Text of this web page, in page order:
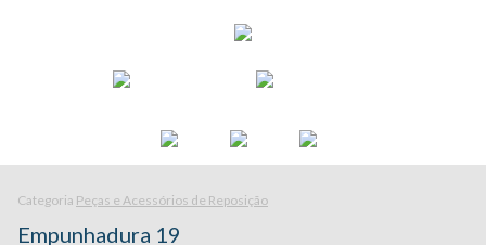
Categoria Peças e Acessórios de Reposição
Empunhadura 19